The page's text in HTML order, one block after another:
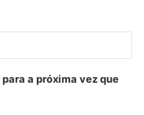
a próxima vez que